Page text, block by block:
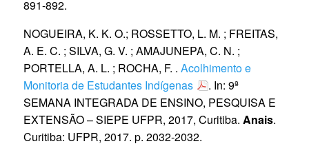
891-892.
NOGUEIRA, K. K. O.; ROSSETTO, L. M. ; FREITAS,
A. E. C. ; SILVA, G. V. ; AMAJUNEPA, C. N. ;
PORTELLA, A. L. ; ROCHA, F. . Acolhimento e
Monitoria de Estudantes Indígenas
. In: 9ª
SEMANA INTEGRADA DE ENSINO, PESQUISA E
EXTENSÃO – SIEPE UFPR, 2017, Curitiba. Anais.
Curitiba: UFPR, 2017. p. 2032-2032.